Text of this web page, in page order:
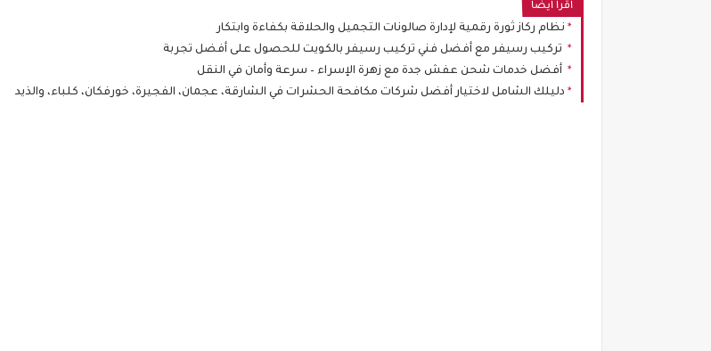
اقرا ايضا
نظام ركاز ثورة رقمية لإدارة صالونات التجميل والحلاقة بكفاءة وابتكار
تركيب رسيفر مع أفضل فني تركيب رسيفر بالكويت للحصول على أفضل تجربة
أفضل خدمات شحن عفش جدة مع زهرة الإسراء – سرعة وأمان في النقل
دليلك الشامل لاختيار أفضل شركات مكافحة الحشرات في الشارقة، عجمان، الفجيرة، خورفكان، كلباء، والذيد